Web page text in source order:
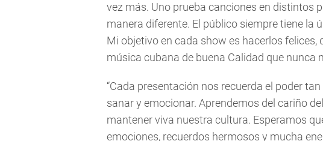
vez más. Uno prueba canciones en distintos
manera diferente. El público siempre tiene la
Mi objetivo en cada show es hacerlos felices,
música cubana de buena Calidad que nunca
“Cada presentación nos recuerda el poder
sanar y emocionar. Aprendemos del cariño
mantener viva nuestra cultura. Esperamos
emociones, recuerdos hermosos y mucha